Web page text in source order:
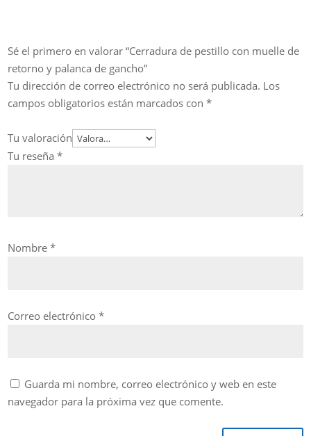
Sé el primero en valorar “Cerradura de pestillo con muelle de
retorno y palanca de gancho”
Tu dirección de correo electrónico no será publicada. Los
campos obligatorios están marcados con*
Tu valoración
Tu reseña*
Nombre*
Correo electrónico*
Guarda mi nombre, correo electrónico y web en este
navegador para la próxima vez que comente.